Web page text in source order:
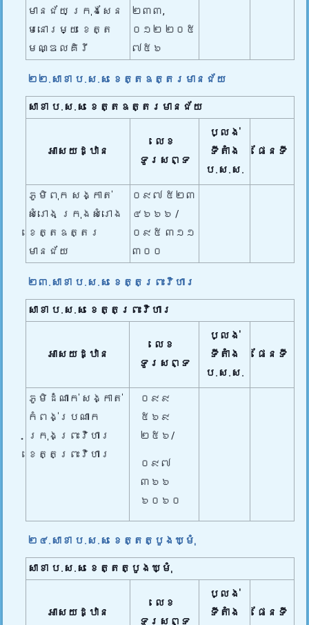
មានជ័យ ក្រុងសែន
មនោរម្យ ខេត្ត
មណ្ឌលគិរី
២៣៣,
០១២ ២០៥​
៧៥៦
២២.សាខា ប.ស.ស ខេត្តឧត្តរមានជ័យ
សាខា ប.ស.ស ខេត្តឧត្តរមានជ័យ
អាសយដ្ឋាន
លេខ
ទូរសព្ទ
ប្លង់
ទីតាំង
ប.ស.ស.
ផែនទី
ភូមិពុក សង្កាត់
សំរោង ក្រុងសំរោង
ខេត្តឧត្តរ
មានជ័យ
០៩៧ ៥២៣
៤៦៦៦ /
០៩៥ ៣១១
៣០០
២៣.សាខា ប.ស.ស ខេត្តព្រះវិហារ
សាខា ប.ស.ស ខេត្តព្រះវិហារ
អាសយដ្ឋាន
លេខ
ទូរសព្ទ
ប្លង់
ទីតាំង
ប.ស.ស.
ផែនទី
ភូមិដំណាក់ សង្កាត់
កំពង់ប្រណាក
ក្រុងព្រះវិហារ
ខេត្តព្រះវិហារ
០៩៩
៥៦៩
២៥៦/
០៩៧
៣៦៦
៦០៦០
២៤.សាខា ប.ស.ស ខេត្តត្បូងឃ្មុំ
សាខា ប.ស.ស ខេត្តត្បូងឃ្មុំ
អាសយដ្ឋាន
លេខ
ទូរសព្ទ
ប្លង់
ទីតាំង
ផែនទី